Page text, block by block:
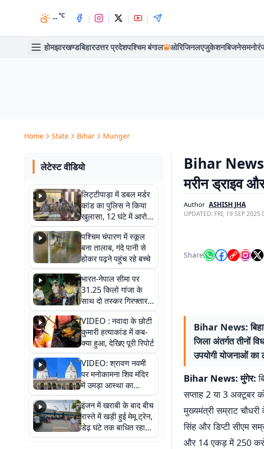
--°C | | | |
होमझारखण्डबिहारउत्तर प्रदेशपश्चिम बंगाल ओरिजिनलएजुकेशनबिजनेस
Home State Bihar Munger
लेटेस्ट वीडियो
लिट्टीपाड़ा में डबल मर्डर
कांड का पुलिस ने किया
खुलासा, 12 घंटे में आरोपी
गिरफ्तार
पश्चिम चंपारण में स्कूल
बना तालाब, गंदे पानी से
होकर पढ़ने पहुंच रहे बच्चे
भारत-नेपाल सीमा पर
31.25 किलो गांजा के
साथ दो तस्कर गिरफ्तार,
नेपाली नंबर की बाइक
जब्त
VIDEO : नवादा के छोटी
कुमारी हत्याकांड में कब-
क्या हुआ, देखिए पूरी रिपोर्ट
VIDEO: श्रावण नवमी
पर मनोकामना शिव मंदिर
में उमड़ा आस्था का
सैलाब, हर-हर महादेव के
जयघोष से गूंजा परिसर
इंजन में खराबी के बाद बीच
रास्ते में खड़ी हुई मेमू ट्रेन,
डेढ़ घंटे तक बाधित रहा
आवागमन
Bihar News:
मरीन ड्राइव
Author ASHISH JHA
UPDATED: FRI, 19 SEP 2025
Share
Bihar News:
जिला अंतर्गत तीनों
उपयोगी योजनाओं का
Bihar News: मुंगेर:
सप्ताह 2 या 3 अक्टूबर
मुख्यमंत्री सम्राट
सिंह और डिप्टी सीएम
और 14 एकड़ में 250